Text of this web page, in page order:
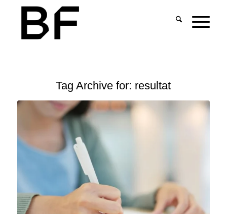
Tag Archive for: resultat